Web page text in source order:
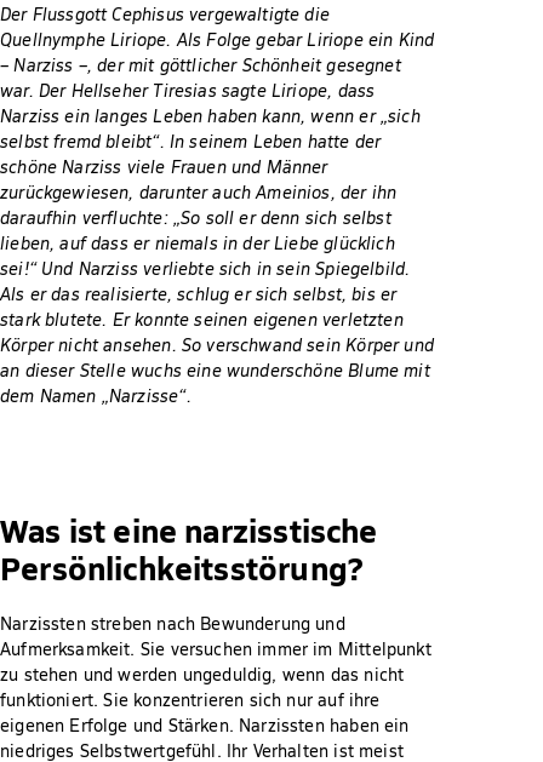
Der Flussgott Cephisus vergewaltigte die
Quellnymphe Liriope. Als Folge gebar Liriope ein Kind
– Narziss –, der mit göttlicher Schönheit gesegnet
war. Der Hellseher Tiresias sagte Liriope, dass
Narziss ein langes Leben haben kann, wenn er „sich
selbst fremd bleibt“. In seinem Leben hatte der
schöne Narziss viele Frauen und Männer
zurückgewiesen, darunter auch Ameinios, der ihn
daraufhin verfluchte: „So soll er denn sich selbst
lieben, auf dass er niemals in der Liebe glücklich
sei!“ Und Narziss verliebte sich in sein Spiegelbild.
Als er das realisierte, schlug er sich selbst, bis er
stark blutete. Er konnte seinen eigenen verletzten
Körper nicht ansehen. So verschwand sein Körper und
an dieser Stelle wuchs eine wunderschöne Blume mit
dem Namen „Narzisse“.
Was ist eine narzisstische
Persönlichkeitsstörung?
Narzissten streben nach Bewunderung und
Aufmerksamkeit. Sie versuchen immer im Mittelpunkt
zu stehen und werden ungeduldig, wenn das nicht
funktioniert. Sie konzentrieren sich nur auf ihre
eigenen Erfolge und Stärken. Narzissten haben ein
niedriges Selbstwertgefühl. Ihr Verhalten ist meist